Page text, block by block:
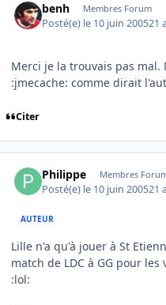
benh Membres Forum
Posté(e) le 10 juin 200521 a
Merci je la trouvais pas mal.
:jmecache: comme dirait
Citer
Philippe Membres
Posté(e) le 10 juin 200521 a
AUTEUR
Lille n'a qu'à jouer à St
match de LDC à GG pour
:lol: